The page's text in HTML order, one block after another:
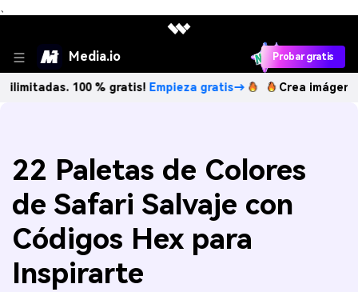
、
Media.io Probar gratis
100 % gratis!Empieza gratis→ Crea imágenes IA
22 Paletas de Colores
de Safari Salvaje con
Códigos Hex para
Inspirarte